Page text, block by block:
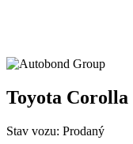
Toyota
Stav vozu: Prodaný